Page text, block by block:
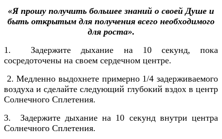
«Я прошу получить большее знаний о своей Душе и
быть открытым для получения всего необходимого
для роста».
1. Задержите дыхание на 10 секунд, пока
сосредоточены на своем сердечном центре.
2. Медленно выдохнете примерно 1/4 задерживаемого
воздуха и сделайте следующий глубокий вздох в центр
Солнечного Сплетения.
3. Задержите дыхание на 10 секунд внутри центра
Солнечного Сплетения.